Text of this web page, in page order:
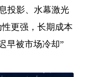
投影、水幕激光
更强，长期成本
早被市场冷却”